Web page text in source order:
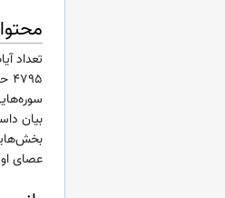
تعداد
۴۷۹۵ حرف دارد. «سوره نمل» دارای دو عبارت «
بیان
عصای